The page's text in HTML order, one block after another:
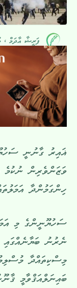
ފަރީޝާ އާދަމް ،
ޣައިރު ގާނުނީ
ވަޒަންވެރިން ނުކުމެ
ހިންގަމުންދާ
ސަހުޔޫނީންގެ މި
ނެރުނު
މިސްކިތައްދާ
ބައިނަލްއަޤްވާމީ